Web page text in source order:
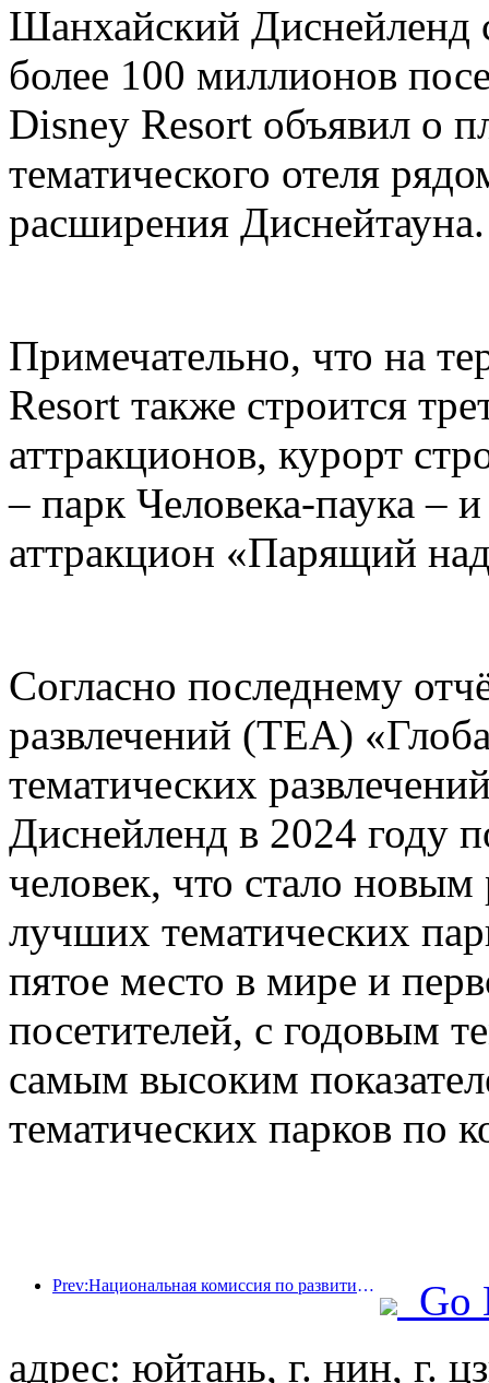
Шанхайский Диснейленд
более 100 миллионов
Disney Resort объявил о
тематического отеля
расширения Диснейтауна.
Примечательно, что на
Resort также строится
аттракционов, курорт
– парк Человека-паука –
аттракцион «Парящий
Согласно последнему
развлечений (TEA)
тематических
Диснейленд в 2024 году
человек, что стало
лучших тематических
пятое место в мире и
посетителей, с годовым
самым высоким
тематических парков по
Prev:Национальная комиссия по развитию и реформам опубликовала первую партию из 49 высококачественных мест для занятий спортом на открытом воздухе.
Go
адрес: юйтань, г. нин, г.